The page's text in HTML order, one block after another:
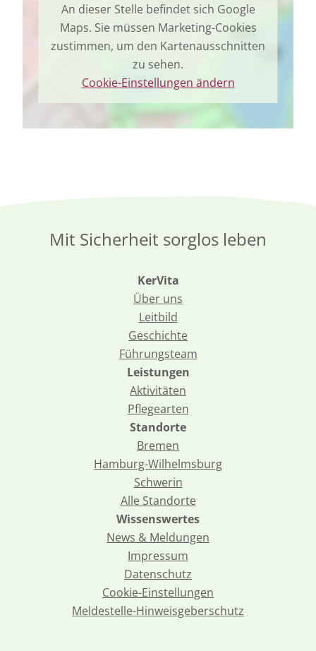
An dieser Stelle befindet sich Google
Maps. Sie müssen Marketing-Cookies
zustimmen, um den Kartenausschnitten
zu sehen.
Cookie-Einstellungen ändern
Mit Sicherheit sorglos leben
KerVita
Über uns
Leitbild
Geschichte
Führungsteam
Leistungen
Aktivitäten
Pflegearten
Standorte
Bremen
Hamburg-Wilhelmsburg
Schwerin
Alle Standorte
Wissenswertes
News & Meldungen
Impressum
Datenschutz
Cookie-Einstellungen
Meldestelle-Hinweisgeberschutz